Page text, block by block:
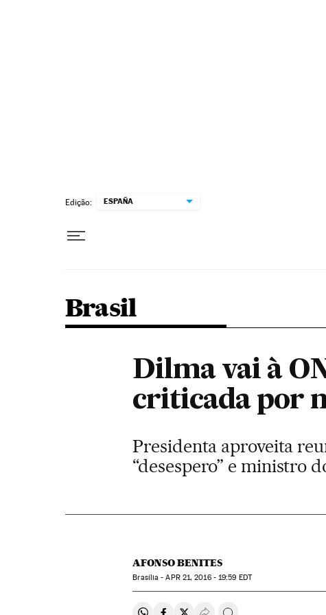
Edição: ESPAÑA
Brasil
Dilma vai à
criticada por
Presidenta aproveita
“desespero” e ministro
AFONSO BENITES
Brasília -APR21, 2016 - 19:59 EDT